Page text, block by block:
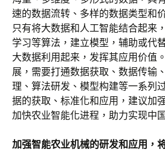
速的数据流转、多样的数据类型和
只有将大数据和人工智能结合起来
学习等算法，建立模型，辅助或代
大数据利用起来，发挥其应用价值
展，需要打通数据获取、数据传输
理、算法研发、模型构建等一系列
据的获取、标准化和应用，建议加
加快农业智能化进程，助力实现中
加强智能农业机械的研发和应用，